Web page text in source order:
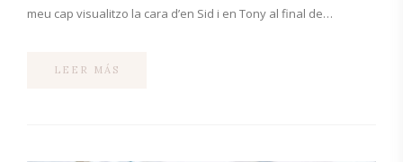
meu cap visualitzo la cara d’en Sid i en Tony al final de…
LEER MÁS